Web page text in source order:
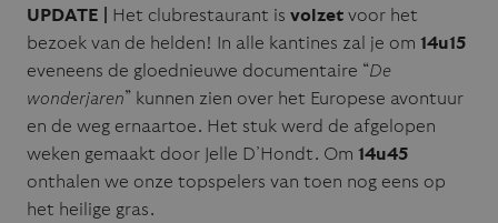
UPDATE | Het clubrestaurant is volzet voor het
bezoek van de helden! In alle kantines zal je om 14u15
eveneens de gloednieuwe documentaire “De
wonderjaren” kunnen zien over het Europese avontuur
en de weg ernaartoe. Het stuk werd de afgelopen
weken gemaakt door Jelle D’Hondt. Om 14u45
onthalen we onze topspelers van toen nog eens op
het heilige gras.